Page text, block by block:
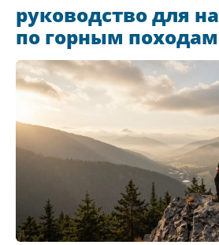
руководство для
по горным походам